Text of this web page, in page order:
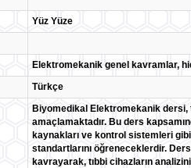
Yüz Yüze
Elektromekanik genel kavramlar,
Türkçe
Biyomedikal Elektromekanik
amaçlamaktadır. Bu ders
kaynakları ve kontrol sistemleri
standartlarını öğreneceklerdir.
kavrayarak, tıbbi cihazların